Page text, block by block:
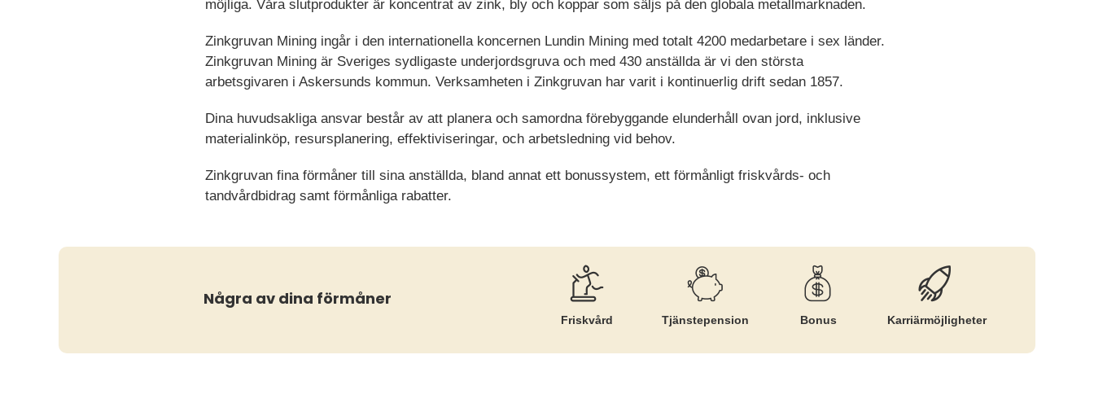
möjliga. Våra slutprodukter är koncentrat av zink, bly och koppar som säljs på den globala metallmarknaden.
Zinkgruvan Mining ingår i den internationella koncernen Lundin Mining med totalt 4200 medarbetare i sex länder.
Zinkgruvan Mining är Sveriges sydligaste underjordsgruva och med 430 anställda är vi den största
arbetsgivaren i Askersunds kommun. Verksamheten i Zinkgruvan har varit i kontinuerlig drift sedan 1857.
Dina huvudsakliga ansvar består av att planera och samordna förebyggande elunderhåll ovan jord, inklusive
materialinköp, resursplanering, effektiviseringar, och arbetsledning vid behov.
Zinkgruvan fina förmåner till sina anställda, bland annat ett bonussystem, ett förmånligt friskvårds- och
tandvårdbidrag samt förmånliga rabatter.
Några av dina förmåner
Friskvård Tjänste­pension Bonus Karriär­möjligheter